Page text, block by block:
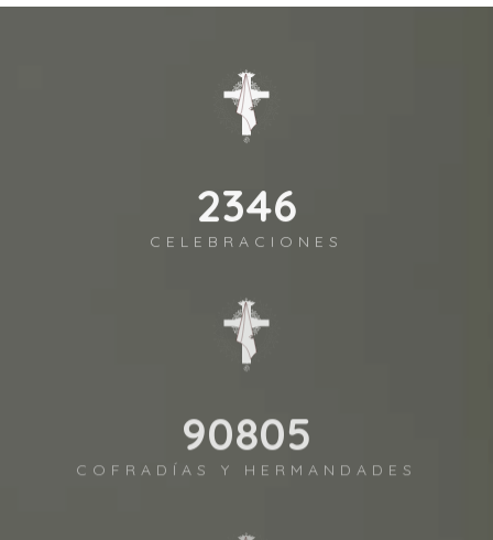
2541
CELEBRACIONES
98372
COFRADÍAS Y HERMANDADES